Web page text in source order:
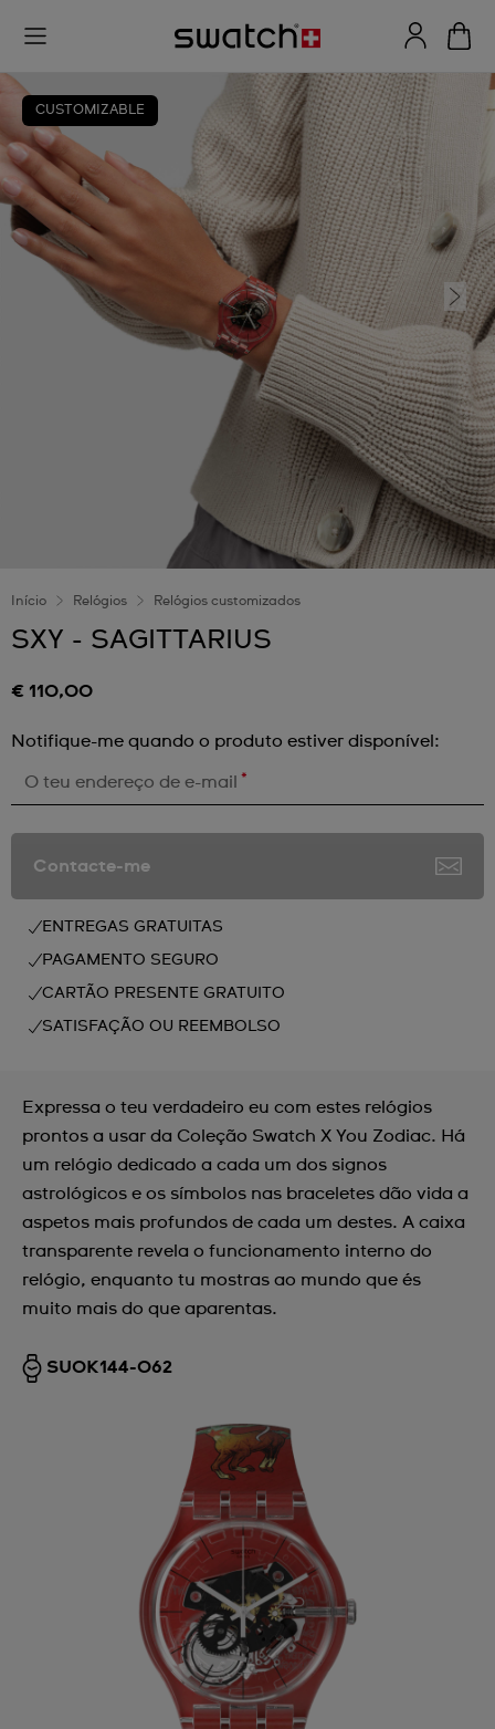
CUSTOMIZABLE
Início Relógios Relógios customizados
SXY - SAGITTARIUS
€ 110,00
Notifique-me quando o produto estiver disponível:
O teu endereço de e-mail *
Contacte-me
ENTREGAS GRATUITAS
PAGAMENTO SEGURO
CARTÃO PRESENTE GRATUITO
SATISFAÇÃO OU REEMBOLSO
Expressa o teu verdadeiro eu com estes relógios
prontos a usar da Coleção Swatch X You Zodiac. Há
um relógio dedicado a cada um dos signos
astrológicos e os símbolos nas braceletes dão vida a
aspetos mais profundos de cada um destes. A caixa
transparente revela o funcionamento interno do
relógio, enquanto tu mostras ao mundo que és
muito mais do que aparentas.
SUOK144-062